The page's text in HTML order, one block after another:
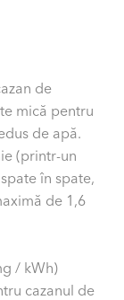
de
mică pentru
de apă.
(printr-un
în spate,
de 1,6
/ kWh)
cazanul de